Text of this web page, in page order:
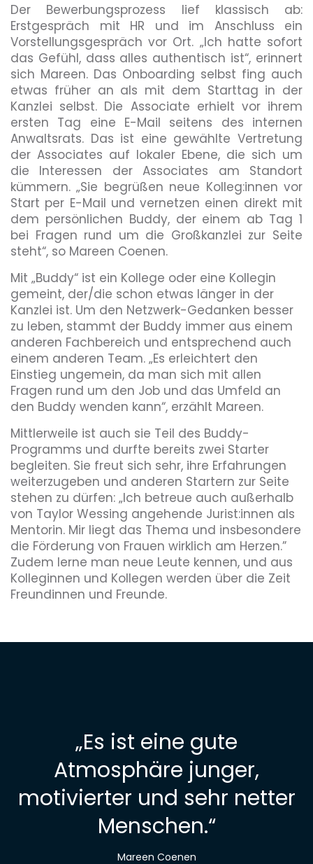
Der Bewerbungsprozess lief klassisch ab:
Erstgespräch mit HR und im Anschluss ein
Vorstellungsgespräch vor Ort. „Ich hatte sofort
das Gefühl, dass alles authentisch ist“, erinnert
sich Mareen. Das Onboarding selbst fing auch
etwas früher an als mit dem Starttag in der
Kanzlei selbst. Die Associate erhielt vor ihrem
ersten Tag eine E-Mail seitens des internen
Anwaltsrats. Das ist eine gewählte Vertretung
der Associates auf lokaler Ebene, die sich um
die Interessen der Associates am Standort
kümmern. „Sie begrüßen neue Kolleg:innen vor
Start per E-Mail und vernetzen einen direkt mit
dem persönlichen Buddy, der einem ab Tag 1
bei Fragen rund um die Großkanzlei zur Seite
steht“, so Mareen Coenen.
Mit „Buddy“ ist ein Kollege oder eine Kollegin
gemeint, der/die schon etwas länger in der
Kanzlei ist. Um den Netzwerk-Gedanken besser
zu leben, stammt der Buddy immer aus einem
anderen Fachbereich und entsprechend auch
einem anderen Team. „Es erleichtert den
Einstieg ungemein, da man sich mit allen
Fragen rund um den Job und das Umfeld an
den Buddy wenden kann“, erzählt Mareen.
Mittlerweile ist auch sie Teil des Buddy-
Programms und durfte bereits zwei Starter
begleiten. Sie freut sich sehr, ihre Erfahrungen
weiterzugeben und anderen Startern zur Seite
stehen zu dürfen: „Ich betreue auch außerhalb
von Taylor Wessing angehende Jurist:innen als
Mentorin. Mir liegt das Thema und insbesondere
die Förderung von Frauen wirklich am Herzen.”
Zudem lerne man neue Leute kennen, und aus
Kolleginnen und Kollegen werden über die Zeit
Freundinnen und Freunde.
„Es ist eine gute
Atmosphäre junger,
motivierter und sehr netter
Menschen.“
Mareen Coenen